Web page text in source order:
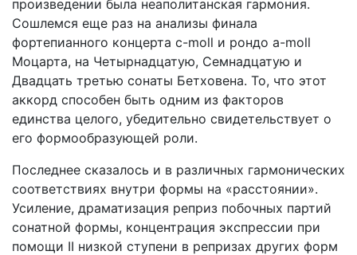
произведении была неаполитанская гармония.
Сошлемся еще раз на анализы финала
фортепианного концерта c-moll и рондо a-moll
Моцарта, на Четырнадцатую, Семнадцатую и
Двадцать третью сонаты Бетховена. То, что этот
аккорд способен быть одним из факторов
единства целого, убедительно свидетельствует о
его формообразующей роли.
Последнее сказалось и в различных гармонических
соответствиях внутри формы на «расстоянии».
Усиление, драматизация реприз побочных партий
сонатной формы, концентрация экспрессии при
помощи II низкой ступени в репризах других форм